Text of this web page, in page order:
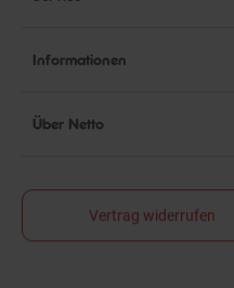
Informationen
Über Netto
Vertrag widerrufen